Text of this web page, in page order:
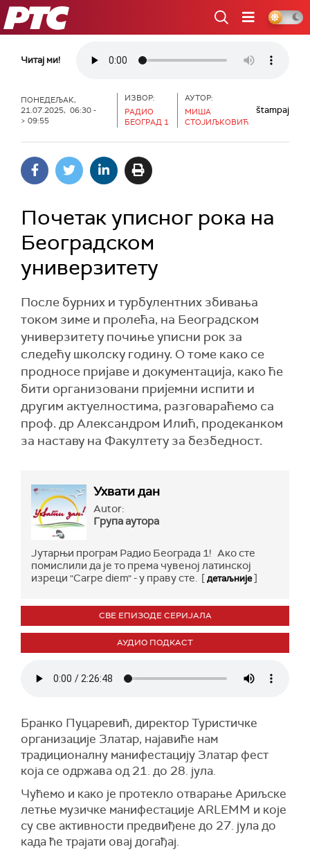
РТС
Читај ми!
ПОНЕДЕЉАК,
21.07.2025, 06:30 -
> 09:55
ИЗВОР:
РАДИО
БЕОГРАД 1
АУТОР:
МИША
СТОЈИЉКОВИЋ
štampaj
Почетак уписног рока на
Београдском
универзитету
После бурних и турбулентних збивања
током зиме и пролећа, на Београдском
универзитету почиње уписни рок за
следећу школску годину. О томе како се
продносе пријаве и документација, како ће
бити организовани пријемни испити и
другим актуелностима, разговараћемо са
проф. др Александром Илић, продеканком
за наставу на Факултету за безбедност.
Ухвати дан
Autor:
Група аутора
Јутарњи програм Радио Београда 1! Ако сте
помислили да је то према чувеној латинској
изреци "Carpe diem" - у праву сте. [детаљније]
СВЕ ЕПИЗОДЕ СЕРИЈАЛА
АУДИО ПОДКАСТ
Бранко Пуцаревић, директор Туристичке
организације Златар, најавиће нам
традиционалну манифестацију Златар фест
која се одржава од 21. до 28. јула.
Чућемо и како је протекло отварање Ариљске
летње музичке манифестације ARLEMM и које
су све активности предвиђене до 27. јула до
када ће трајати овај догађај.